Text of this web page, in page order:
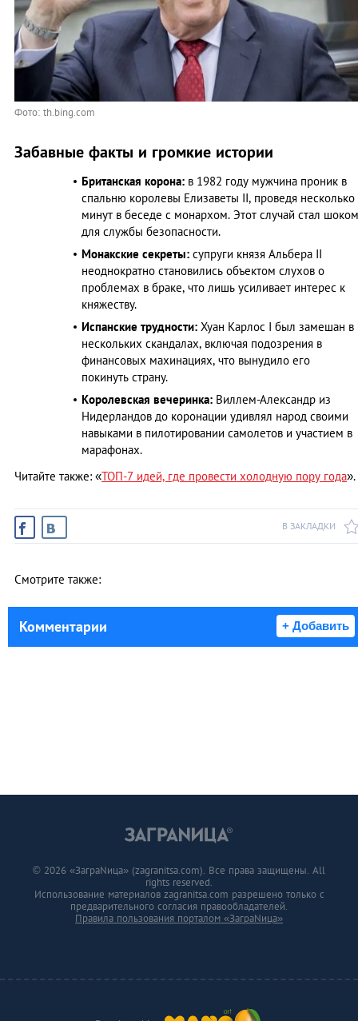
Фото: th.bing.com
Забавные факты и громкие истории
Британская корона: в 1982 году мужчина проник в
спальню королевы Елизаветы II, проведя несколько
минут в беседе с монархом. Этот случай стал шоком
для службы безопасности.
Монакские секреты: супруги князя Альбера II
неоднократно становились объектом слухов о
проблемах в браке, что лишь усиливает интерес к
княжеству.
Испанские трудности: Хуан Карлос I был замешан в
нескольких скандалах, включая подозрения в
финансовых махинациях, что вынудило его
покинуть страну.
Королевская вечеринка: Виллем-Александр из
Нидерландов до коронации удивлял народ своими
навыками в пилотировании самолетов и участием в
марафонах.
Читайте также: «ТОП-7 идей, где провести холодную пору года».
В ЗАКЛАДКИ
Смотрите также:
Комментарии + Добавить
© 2026 «ЗаграNица» (zagranitsa.com). Все права защищены. All
rights reserved.
Использование материалов zagranitsa.com разрешено только с
предварительного согласия правообладателей.
Правила пользования порталом «ЗаграNица»